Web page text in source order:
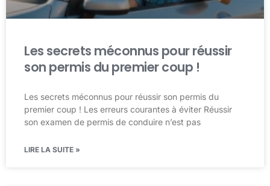
Les secrets méconnus pour réussir
son permis du premier coup !
Les secrets méconnus pour réussir son permis du
premier coup ! Les erreurs courantes à éviter Réussir
son examen de permis de conduire n’est pas
LIRE LA SUITE »